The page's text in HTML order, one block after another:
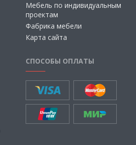
Мебель по индивидуальным
проектам
Фабрика мебели
Карта сайта
СПОСОБЫ ОПЛАТЫ